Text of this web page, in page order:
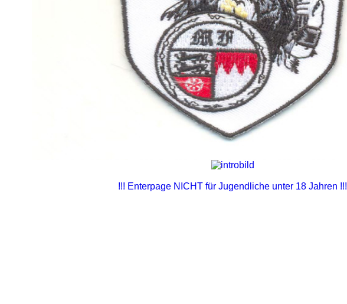
!!! Enterpage NICHT für Jugendliche unter 18 Jahren !!!